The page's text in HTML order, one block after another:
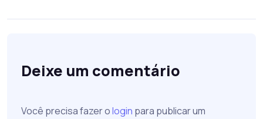
Deixe um comentário
Você precisa fazer ologin para publicar um